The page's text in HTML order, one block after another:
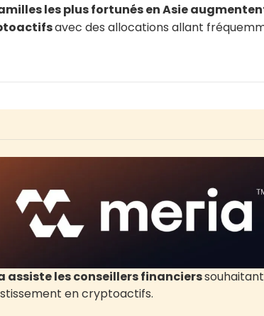
les plus fortunés en Asie
avec des allocations allant
assiste les conseillers financiers
en cryptoactifs.